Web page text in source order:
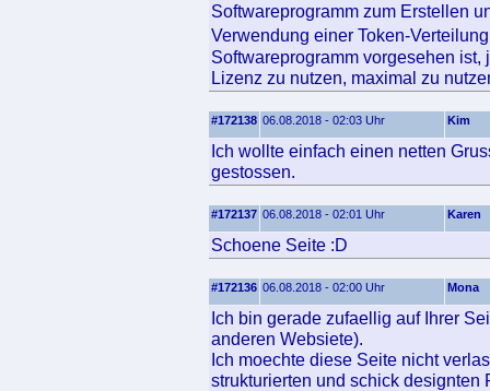
Softwareprogramm zum Erstellen
Verwendung einer Token-
Softwareprogramm vorgesehen
Lizenz zu nutzen, maximal zu
#172138 06.08.2018 - 02:03 Uhr Kim
Ich wollte einfach einen netten
gestossen.
#172137 06.08.2018 - 02:01 Uhr Karen
Schoene Seite :D
#172136 06.08.2018 - 02:00 Uhr Mona
Ich bin gerade zufaellig auf Ihrer
anderen Websiete).
Ich moechte diese Seite nicht
strukturierten und schick designten